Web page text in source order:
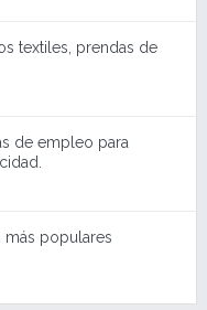
textiles, prendas de
de empleo para
más populares